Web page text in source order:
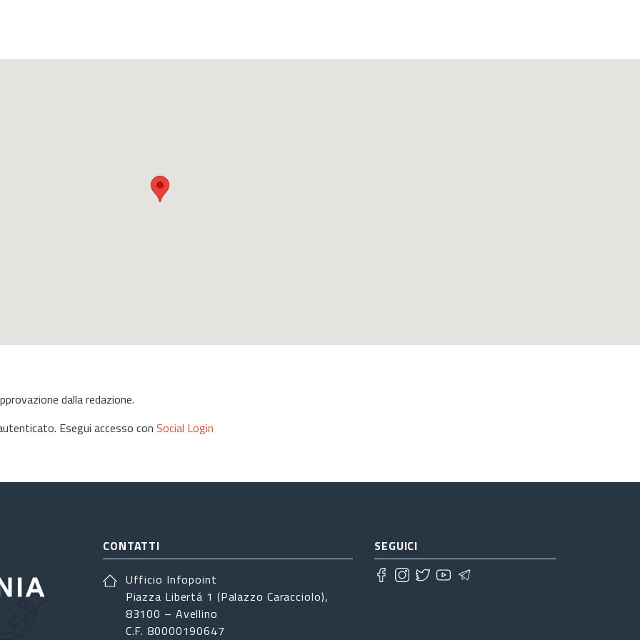
dalla redazione.
Esegui accesso con Social Login
CONTATTI
Ufficio Infopoint
Piazza Libertá 1 (Palazzo Caracciolo),
83100 – Avellino
C.F. 80000190647
SEGUICI